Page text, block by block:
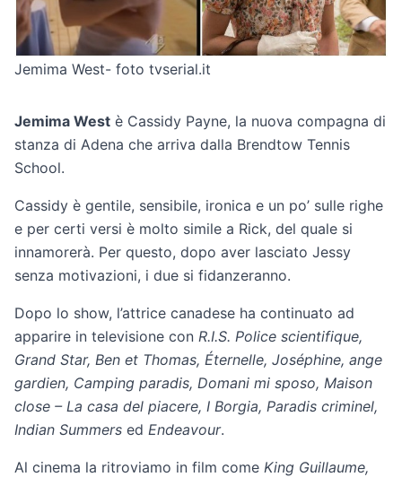
Jemima West- foto tvserial.it
Jemima West è Cassidy Payne, la nuova compagna di
stanza di Adena che arriva dalla Brendtow Tennis
School.
Cassidy è gentile, sensibile, ironica e un po’ sulle righe
e per certi versi è molto simile a Rick, del quale si
innamorerà. Per questo, dopo aver lasciato Jessy
senza motivazioni, i due si fidanzeranno.
Dopo lo show, l’attrice canadese ha continuato ad
apparire in televisione con R.I.S. Police scientifique,
Grand Star, Ben et Thomas, Éternelle, Joséphine, ange
gardien, Camping paradis, Domani mi sposo, Maison
close – La casa del piacere, I Borgia, Paradis criminel,
Indian Summers ed Endeavour.
Al cinema la ritroviamo in film come King Guillaume,